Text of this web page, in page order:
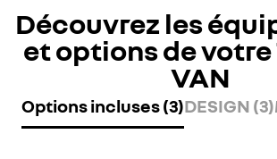
Découvrez les
et options de votre
VAN
Options incluses (3)DESIGN (3)